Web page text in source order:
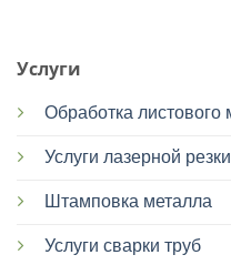
Услуги
Обработка листового
Услуги лазерной резки
Штамповка металла
Услуги сварки труб